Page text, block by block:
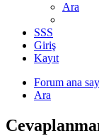
Ara
SSS
Giriş
Kayıt
Forum ana
Ara